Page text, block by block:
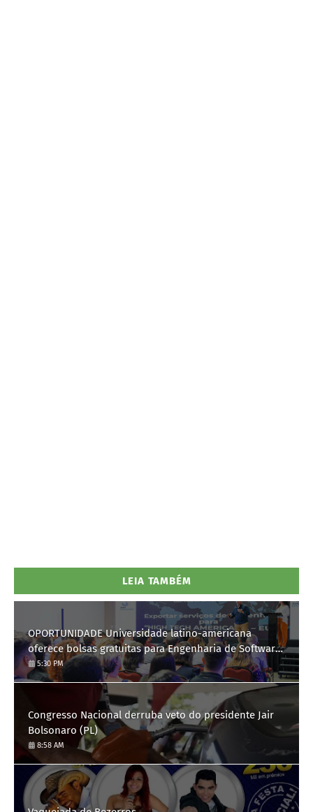
LEIA TAMBÉM
OPORTUNIDADE Universidade latino-americana
oferece bolsas gratuitas para Engenharia de Software;
saiba como se candidatar
5:30 PM
Congresso Nacional derruba veto do presidente Jair
Bolsonaro (PL)
8:58 AM